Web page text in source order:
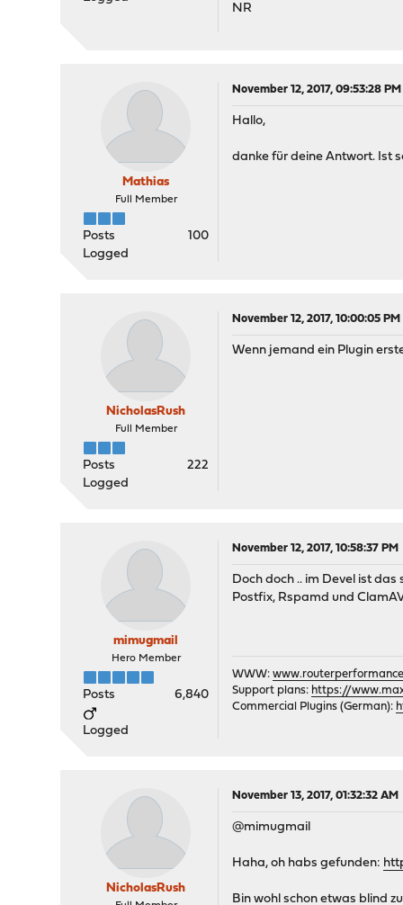
NR
Mathias
Full Member
Posts
100
Logged
November 12, 2017, 09:53:28 PM
Hallo,
danke für deine Antwort. Ist
NicholasRush
Full Member
Posts
222
Logged
November 12, 2017, 10:00:05 PM
Wenn jemand ein Plugin
mimugmail
Hero Member
Posts 6,840
Logged
November 12, 2017, 10:58:37 PM
Doch doch .. im Devel ist das
Postfix, Rspamd und
WWW:
Support plans: https://
Commercial Plugins (German):
NicholasRush
November 13, 2017, 01:32:32 AM
@mimugmail
Haha, oh habs gefunden:
Bin wohl schon etwas blind